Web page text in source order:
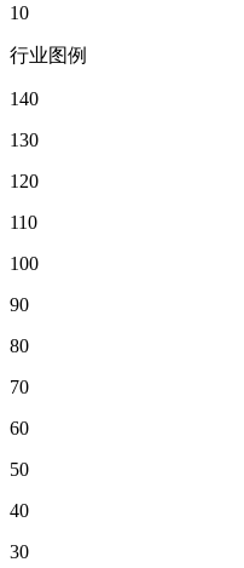
10
行业图例
140
130
120
110
100
90
80
70
60
50
40
30